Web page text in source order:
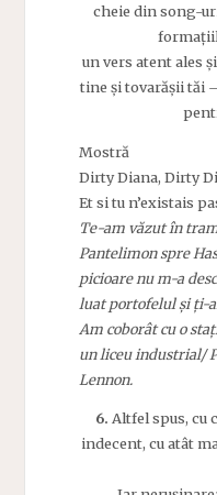
cheie din song-
un vers atent ales
tine și tovarășii tăi
Mostră
Dirty Diana, Dirty
Et si tu n’existais
Te-am văzut în
Pantelimon spre
picioare nu m-a
luat portofelul și ți-
Am coborât cu o
un liceu industrial/
Lennon.
6. Altfel spus, cu
indecent, cu atât